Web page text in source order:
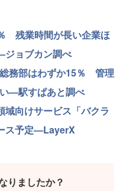
残業時間が長い企業ほ
ジョブカン調べ
総務部はわずか15％ 管理
—駅すぱあと調べ
向けサービス「バクラ
ス予定—LayerX
りましたか？